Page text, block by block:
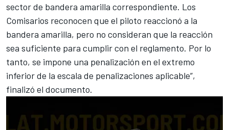
sector de bandera amarilla correspondiente. Los
Comisarios reconocen que el piloto reaccionó a la
bandera amarilla, pero no consideran que la reacción
sea suficiente para cumplir con el reglamento. Por lo
tanto, se impone una penalización en el extremo
inferior de la escala de penalizaciones aplicable”,
finalizó el documento.